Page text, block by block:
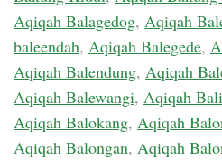
Aqiqah Balagedog, Aqiqah
baleendah, Aqiqah Balegede,
Aqiqah Balendung, Aqiqah
Aqiqah Balewangi, Aqiqah
Aqiqah Balokang, Aqiqah
Aqiqah Balongan, Aqiqah